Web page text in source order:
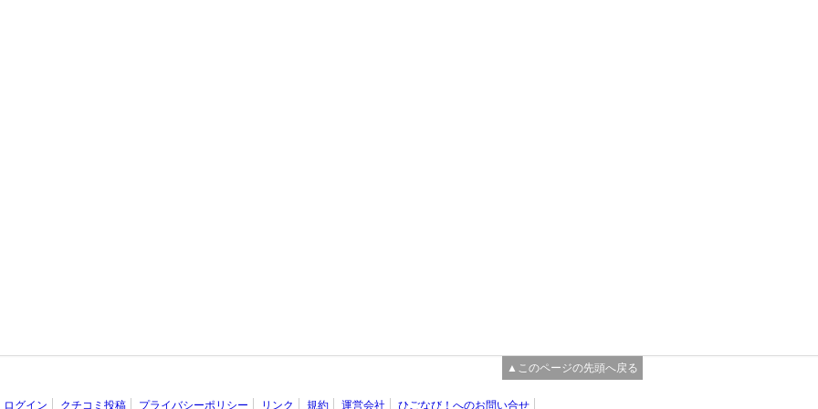
▲このページの先頭へ戻る
ログイン クチコミ投稿 プライバシーポリシー リンク 規約 運営会社 ひごなび！へのお問い合せ